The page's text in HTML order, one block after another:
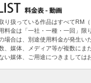
り扱っている作品はすべてRM（
料金は「一社・一種・一回」限
場合は、別途使用料金が発生い
、媒体、メディア等が複数にま
い媒体、ご用途につきましては